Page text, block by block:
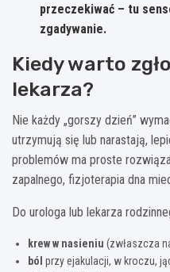
przeczekiwać – tu
zgadywanie.
Kiedy warto
lekarza?
Nie każdy „gorszy dzień”
utrzymują się lub narastają,
problemów ma proste
zapalnego, fizjoterapia dna
Do urologa lub lekarza
krew w nasieniu (zwłaszcza
ból przy ejakulacji, w kroczu,